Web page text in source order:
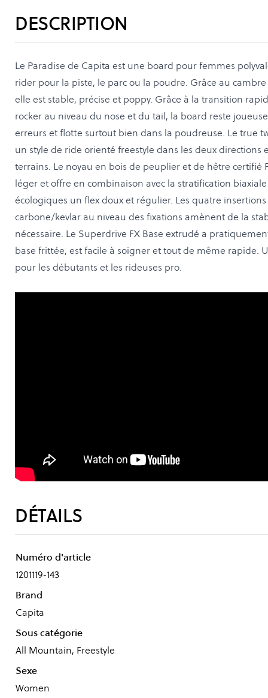
DESCRIPTION
Le Paradise de Capita est une board pour femmes
rider pour la piste, le parc ou la poudre. Grâce au cambre
elle est stable, précise et poppy. Grâce à la transition
rocker au niveau du nose et du tail, la board reste
erreurs et flotte surtout bien dans la poudreuse. Le true
un style de ride orienté freestyle dans les deux directions
terrains. Le noyau en bois de peuplier et de hêtre certifié
léger et offre en combinaison avec la stratification
écologiques un flex doux et régulier. Les quatre
carbone/kevlar au niveau des fixations amènent de la
nécessaire. Le Superdrive FX Base extrudé a
base frittée, est facile à soigner et tout de même rapide.
pour les débutants et les rideuses pro.
DÉTAILS
Numéro d'article
1201119-143
Brand
Capita
Sous catégorie
All Mountain, Freestyle
Sexe
Women